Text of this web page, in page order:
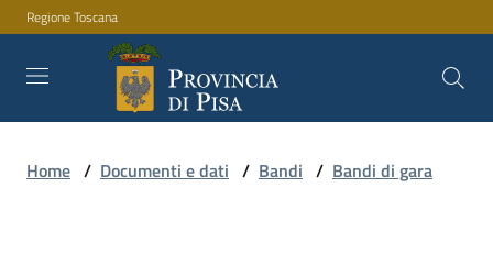
Vai al contenuto
Vai alla navigazione
Vai al footer
Regione Toscana
Amministrazione
Home / Documenti e dati / Bandi / Bandi di gara